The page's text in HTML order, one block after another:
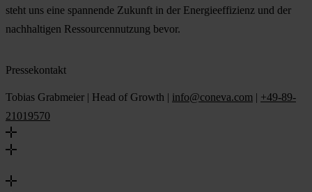
steht uns eine spannende Zukunft in der Energieeffizienz und der
nachhaltigen Ressourcennutzung bevor.
Pressekontakt
Tobias Grabmeier | Head of Growth | info@coneva.com | +49-89-
21019570